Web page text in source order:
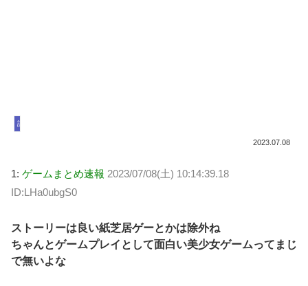
話題
2023.07.08
1: ゲームまとめ速報 2023/07/08(土) 10:14:39.18
ID:LHa0ubgS0
ストーリーは良い紙芝居ゲーとかは除外ね
ちゃんとゲームプレイとして面白い美少女ゲームってまじ
で無いよな